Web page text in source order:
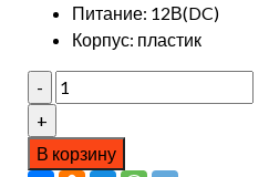
Питание: 12В(DC)
Корпус: пластик
Количество
товара
DH-
HAC-
В корзину